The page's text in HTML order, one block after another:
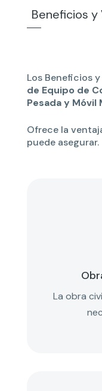
Beneficios y
Los Beneficios
de Equipo de
Pesada y Móvil
Ofrece la
puede asegurar.
La obra